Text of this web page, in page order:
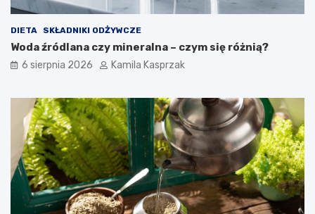
DIETA SKŁADNIKI ODŻYWCZE
Woda źródlana czy mineralna – czym się różnią?
6 sierpnia 2026 Kamila Kasprzak